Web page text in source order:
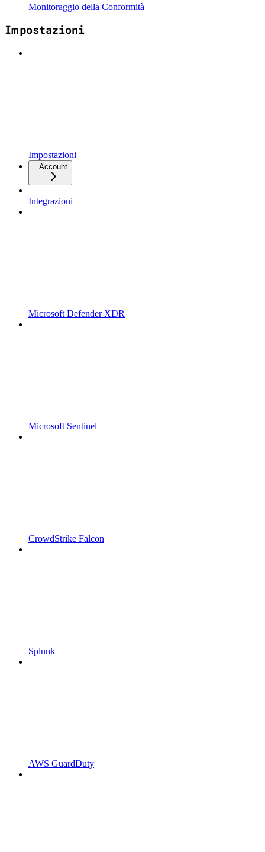
Monitoraggio della Conformità
Impostazioni
Impostazioni
Account
Integrazioni
Microsoft Defender XDR
Microsoft Sentinel
CrowdStrike Falcon
Splunk
AWS GuardDuty